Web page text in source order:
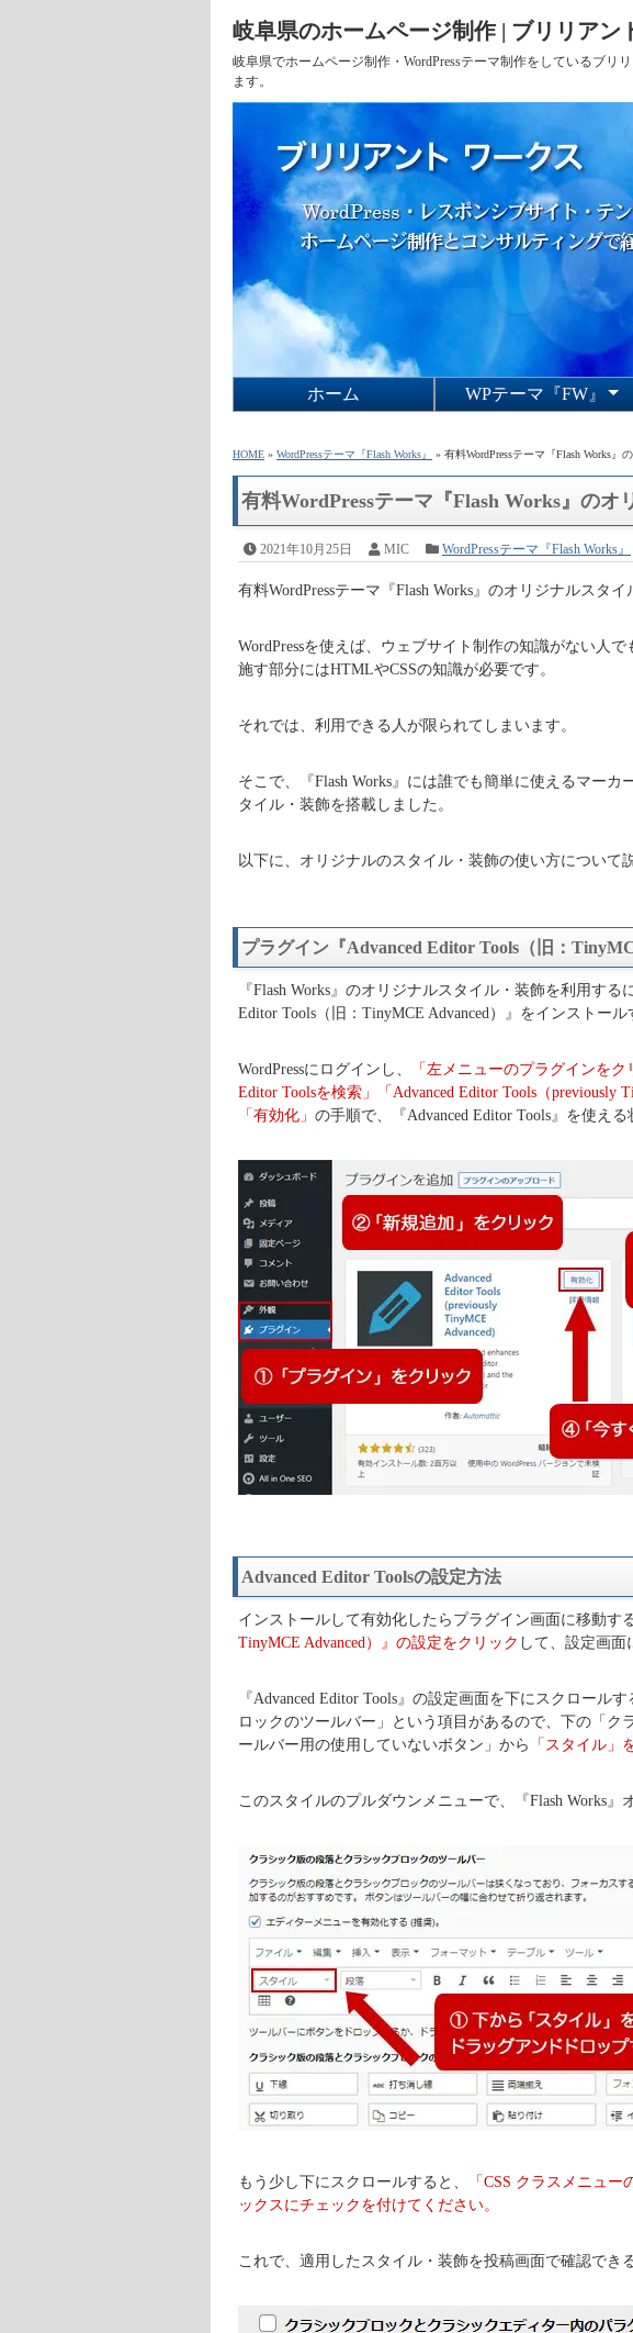
岐阜県のホームページ制作 | ブリリアン
岐阜県でホームページ制作・WordPressテーマ制作をしているブ
ます。
ホーム
WPテーマ『FW』
Works』
HOME » WordPressテーマ『Flash Works』 » 有料WordPressテーマ『Flash Works』
有料WordPressテーマ『Flash Works』のオ
2021年10月25日 MIC WordPressテーマ『Flash Works』
有料WordPressテーマ『Flash Works』のオリジナルスタ
WordPressを使えば、ウェブサイト制作の知識がない人
施す部分にはHTMLやCSSの知識が必要です。
それでは、利用できる人が限られてしまいます。
そこで、『Flash Works』には誰でも簡単に使えるマー
タイル・装飾を搭載しました。
以下に、オリジナルのスタイル・装飾の使い方について
プラグイン『Advanced Editor Tools（旧：
『Flash Works』のオリジナルスタイル・装飾を利用する
Editor Tools（旧：TinyMCE Advanced）』をインストール
WordPressにログインし、
「左メニューのプラグインを
Editor Toolsを検索」「Advanced Editor Tools（previously
「有効化」 の手順で、『Advanced Editor Tools』を使える
Advanced Editor Toolsの設定方法
インストールして有効化したらプラグイン画面に移動す
TinyMCE Advanced）』の設定をクリック して、設定画面
『Advanced Editor Tools』の設定画面を下にスクロール
ロックのツールバー」という項目があるので、下の「ク
ールバー用の使用していないボタン」から
「スタイル」
このスタイルのプルダウンメニューで、『Flash Works』
もう少し下にスクロールすると、
「CSS クラスメニュ
ックスにチェックを付けてください。
これで、適用したスタイル・装飾を投稿画面で確認でき